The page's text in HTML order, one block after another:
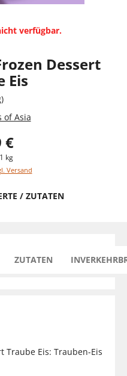
verfügbar.
Dessert
Eis
of Asia
€
kg
Versand
/ ZUTATEN
ZUTATEN
Traube Eis: Trauben-Eis